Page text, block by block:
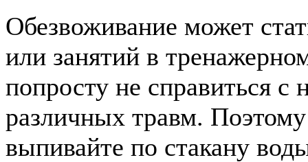
Обезвоживание может
или занятий в
попросту не справиться с
различных травм.
выпивайте по стакану